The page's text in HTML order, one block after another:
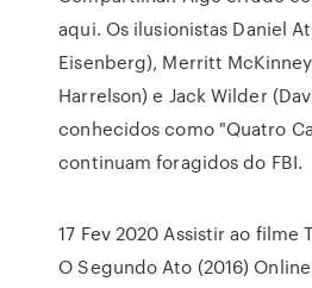
aqui. Os ilusionistas Daniel
Eisenberg), Merritt
Harrelson) e Jack Wilder
conhecidos como "Quatro
continuam foragidos do FBI.
17 Fev 2020 Assistir ao filme
O Segundo Ato (2016)